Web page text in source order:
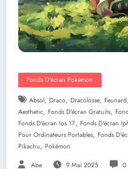
Fonds D'écran Pokémon
Absol, Draco, Dracolosse, Feunard,
Aesthetic, Fonds D'écran Gratuits,
Fonds D'écran Ios 17, Fonds D'écran
Pour Ordinateurs Portables, Fonds
Pikachu, Pokémon
Abe 9 Mai 2025 0